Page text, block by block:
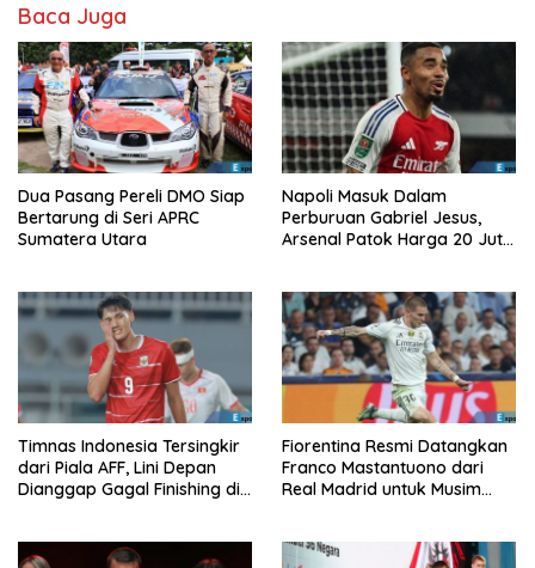
Baca Juga
Dua Pasang Pereli DMO Siap
Bertarung di Seri APRC
Sumatera Utara
Napoli Masuk Dalam
Perburuan Gabriel Jesus,
Arsenal Patok Harga 20 Juta
Timnas Indonesia Tersingkir
dari Piala AFF, Lini Depan
Dianggap Gagal Finishing di
Fiorentina Resmi Datangkan
Franco Mastantuono dari
Real Madrid untuk Musim